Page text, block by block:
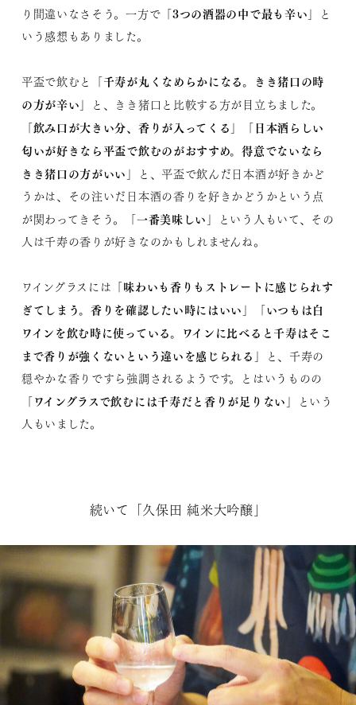
り間違いなさそう。一方で 「3つの酒器の中で最も辛い」
と
いう感想もありました。
平盃で飲むと
「千寿が丸くなめらかになる。きき猪口の時
の方が辛い」
と、きき猪口と比較する方が目立ちました。
「飲み口が大きい分、香りが入ってくる」「日本酒らしい
匂いが好きなら平盃で飲むのがおすすめ。得意でないなら
きき猪口の方がいい」
と、平盃で飲んだ日本酒が好きかど
うかは、その注いだ日本酒の香りを好きかどうかという点
が関わってきそう。
「一番美味しい」
という人もいて、その
人は千寿の香りが好きなのかもしれませんね。
ワイングラスには 「味わいも香りもストレートに感じられす
ぎてしまう。香りを確認したい時にはいい」「いつもは白
ワインを飲む時に使っている。ワインに比べると千寿はそこ
まで香りが強くないという違いを感じられる」
と、千寿の
穏やかな香りですら強調されるようです。とはいうものの
「ワイングラスで飲むには千寿だと香りが足りない」
という
人もいました。
続いて「久保田 純米大吟醸」